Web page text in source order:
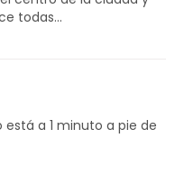
todas...
está a 1 minuto a pie de